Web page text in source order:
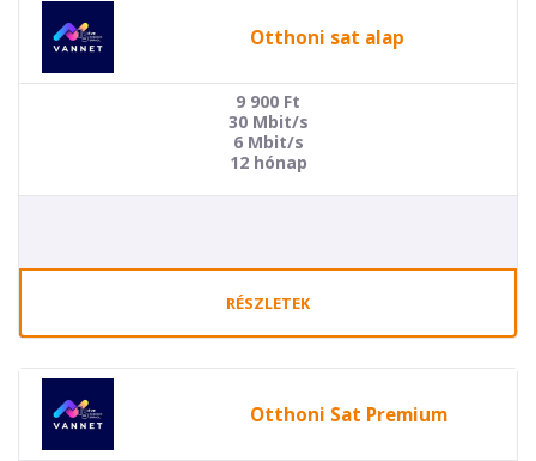
Otthoni sat alap
9 900 Ft
30 Mbit/s
6 Mbit/s
12 hónap
RÉSZLETEK
Otthoni Sat Premium